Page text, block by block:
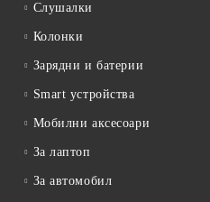
Слушалки
Колонки
Зарядни и батерии
Smart устройства
Мобилни аксесоари
За лаптоп
За автомобил